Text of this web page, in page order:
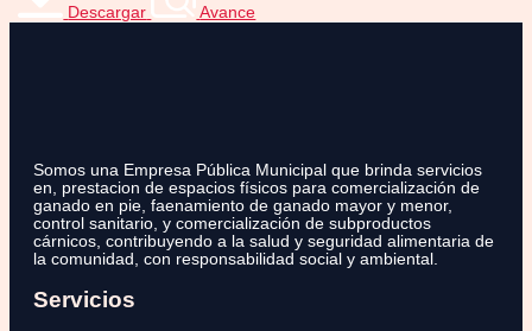
Descargar Avance
Somos una Empresa Pública Municipal que brinda servicios
en, prestacion de espacios físicos para comercialización de
ganado en pie, faenamiento de ganado mayor y menor,
control sanitario, y comercialización de subproductos
cárnicos, contribuyendo a la salud y seguridad alimentaria de
la comunidad, con responsabilidad social y ambiental.
Servicios